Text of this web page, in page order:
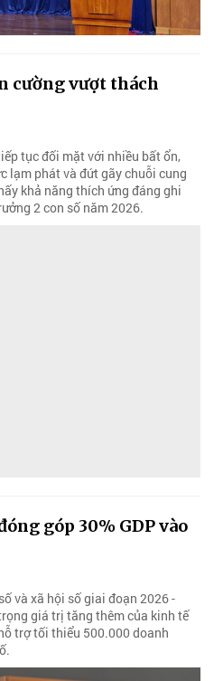
cường vượt thách
tục đối mặt với nhiều bất ổn,
lạm phát và đứt gãy chuỗi cung
khả năng thích ứng đáng ghi
2 con số năm 2026.
góp 30% GDP vào
và xã hội số giai đoạn 2026 -
giá trị tăng thêm của kinh tế
trợ tối thiểu 500.000 doanh